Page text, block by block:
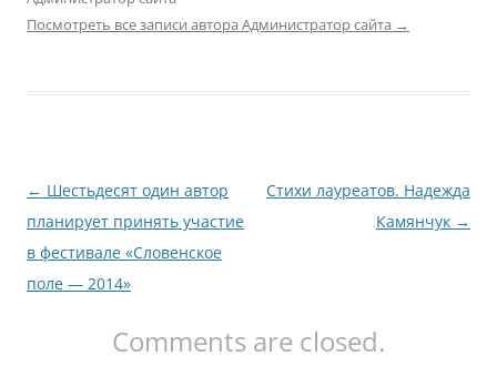
Посмотреть все записи автора Администратор сайта →
Навигация
по
записям
← Шестьдесят один автор
планирует принять участие
в фестивале «Словенское
поле — 2014»
Стихи лауреатов. Надежда
Камянчук →
Comments are closed.